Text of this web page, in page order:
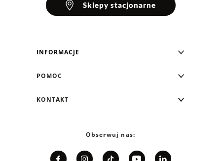
Sklepy stacjonarne
INFORMACJE
Klub Greenpoint
Współpraca
POMOC
KONTAKT
Telefon: 12 287 07 07
Pn. - pt.: 8:00 - 15:00
Obserwuj nas: